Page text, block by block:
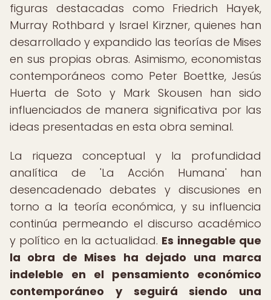
figuras destacadas como Friedrich Hayek,
Murray Rothbard y Israel Kirzner, quienes han
desarrollado y expandido las teorías de Mises
en sus propias obras. Asimismo, economistas
contemporáneos como Peter Boettke, Jesús
Huerta de Soto y Mark Skousen han sido
influenciados de manera significativa por las
ideas presentadas en esta obra seminal.
La riqueza conceptual y la profundidad
analítica de 'La Acción Humana' han
desencadenado debates y discusiones en
torno a la teoría económica, y su influencia
continúa permeando el discurso académico
y político en la actualidad. Es innegable que
la obra de Mises ha dejado una marca
indeleble en el pensamiento económico
contemporáneo y seguirá siendo una